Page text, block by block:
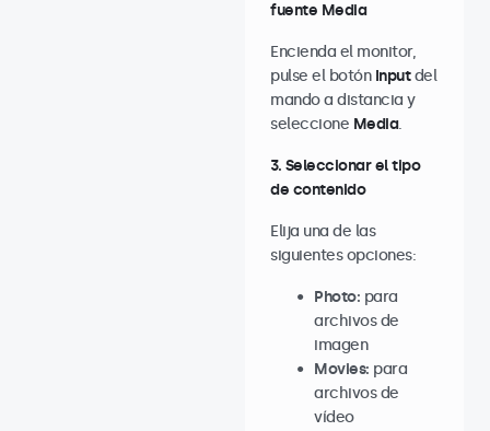
fuente Media
Encienda el monitor,
pulse el botón Inputdel
mando a distancia y
seleccione Media.
3. Seleccionar el tipo
de contenido
Elija una de las
siguientes opciones:
Photo: para
archivos de
imagen
Movies: para
archivos de
vídeo